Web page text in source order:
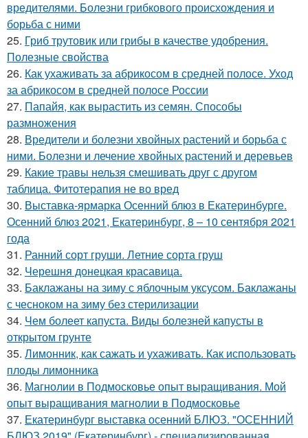
вредителями. Болезни грибкового происхождения и
борьба с ними
25. Гриб трутовик или грибы в качестве удобрения.
Полезные свойства
26. Как ухаживать за абрикосом в средней полосе. Уход
за абрикосом в средней полосе России
27. Папайя, как вырастить из семян. Способы
размножения
28. Вредители и болезни хвойных растений и борьба с
ними. Болезни и лечение хвойных растений и деревьев
29. Какие травы нельзя смешивать друг с другом
таблица. Фитотерапия не во вред
30. Выставка-ярмарка Осенний блюз в Екатеринбурге.
Осенний блюз 2021, Екатеринбург, 8 – 10 сентября 2021
года
31. Ранний сорт груши. Летние сорта груш
32. Черешня донецкая красавица.
33. Баклажаны на зиму с яблочным уксусом. Баклажаны
с чесноком на зиму без стерилизации
34. Чем болеет капуста. Виды болезней капусты в
открытом грунте
35. Лимонник, как сажать и ухаживать. Как использовать
плоды лимонника
36. Магнолии в Подмосковье опыт выращивания. Мой
опыт выращивания магнолии в Подмосковье
37. Екатеринбург выставка осенний БЛЮЗ. "ОСЕННИЙ